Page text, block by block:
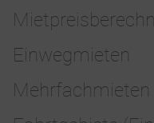
Einwegmieten
Mehrfachmieten